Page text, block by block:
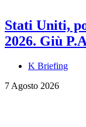
Stati Uniti,
2026. Giù
K Briefing
7 Agosto 2026